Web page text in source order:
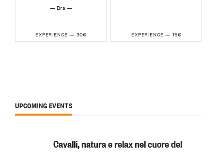
— Bra —
EXPERIENCE — 30€ EXPERIENCE — 16€
UPCOMING EVENTS
Cavalli, natura e relax nel cuore del